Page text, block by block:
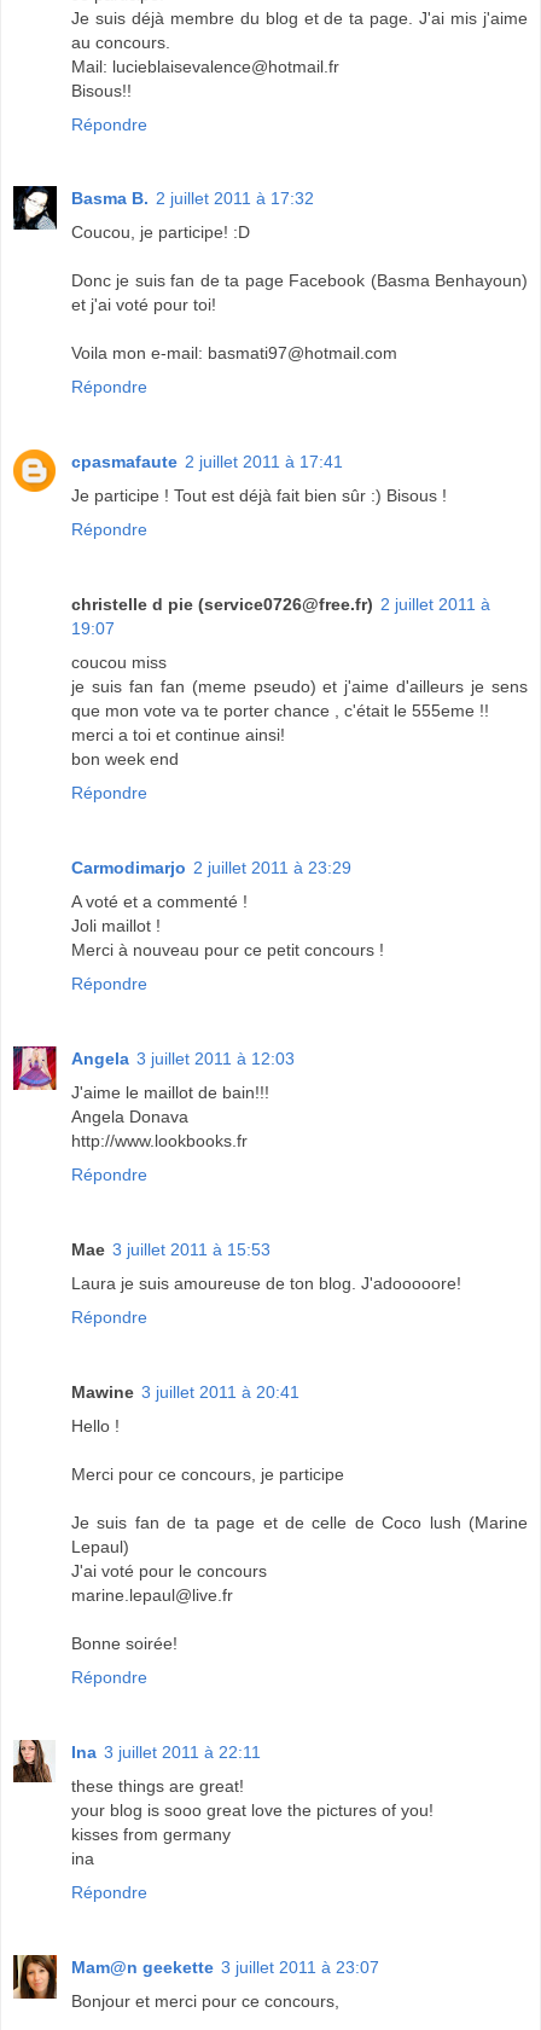
Je suis déjà membre du blog et de ta page. J'ai mis j'aime
au concours.
Mail: lucieblaisevalence@hotmail.fr
Bisous!!
Répondre
Basma B. 2 juillet 2011 à 17:32
Coucou, je participe! :D
Donc je suis fan de ta page Facebook (Basma Benhayoun)
et j'ai voté pour toi!
Voila mon e-mail: basmati97@hotmail.com
Répondre
cpasmafaute 2 juillet 2011 à 17:41
Je participe ! Tout est déjà fait bien sûr :) Bisous !
Répondre
christelle d pie (service0726@free.fr) 2 juillet 2011 à
19:07
coucou miss
je suis fan fan (meme pseudo) et j'aime d'ailleurs je sens
que mon vote va te porter chance , c'était le 555eme !!
merci a toi et continue ainsi!
bon week end
Répondre
Carmodimarjo 2 juillet 2011 à 23:29
A voté et a commenté !
Joli maillot !
Merci à nouveau pour ce petit concours !
Répondre
Angela 3 juillet 2011 à 12:03
J'aime le maillot de bain!!!
Angela Donava
http://www.lookbooks.fr
Répondre
Mae 3 juillet 2011 à 15:53
Laura je suis amoureuse de ton blog. J'adooooore!
Répondre
Mawine 3 juillet 2011 à 20:41
Hello !
Merci pour ce concours, je participe
Je suis fan de ta page et de celle de Coco lush (Marine
Lepaul)
J'ai voté pour le concours
marine.lepaul@live.fr
Bonne soirée!
Répondre
Ina 3 juillet 2011 à 22:11
these things are great!
your blog is sooo great love the pictures of you!
kisses from germany
ina
Répondre
Mam@n geekette 3 juillet 2011 à 23:07
Bonjour et merci pour ce concours,